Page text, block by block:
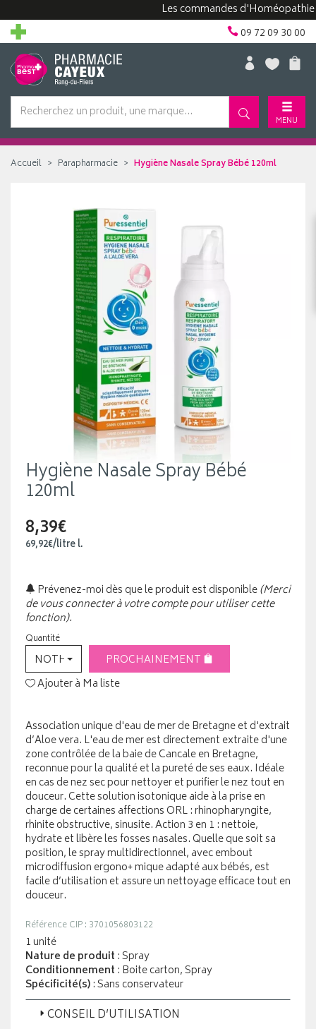
Les commandes d'Homéopathie
09 72 09 30 00
MENU
Accueil Parapharmacie Hygiène Nasale Spray Bébé 120ml
Hygiène Nasale Spray Bébé
120ml
8,39€
69,92€/litrel.
Prévenez-moi dès que le produit est disponible(Merci
de vous connecter à votre compte pour utiliser cette
fonction).
Quantité
NOTHING SELECTEDPROCHAINEMENT
Ajouter à Ma liste
Association unique d'eau de mer de Bretagne et d'extrait
d’Aloe vera. L'eau de mer est directement extraite d'une
zone contrôlée de la baie de Cancale en Bretagne,
reconnue pour la qualité et la pureté de ses eaux. Idéale
en cas de nez sec pour nettoyer et purifier le nez tout en
douceur. Cette solution isotonique aide à la prise en
charge de certaines affections ORL : rhinopharyngite,
rhinite obstructive, sinusite. Action 3 en 1 : nettoie,
hydrate et libère les fosses nasales. Quelle que soit sa
position, le spray multidirectionnel, avec embout
microdiffusion ergono+ mique adapté aux bébés, est
facile d’utilisation et assure un nettoyage efficace tout en
douceur.
Référence CIP : 3701056803122
1 unité
Nature de produit : Spray
Conditionnement : Boite carton, Spray
Spécificité(s): Sans conservateur
CONSEIL D’UTILISATION